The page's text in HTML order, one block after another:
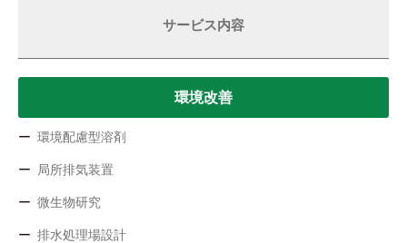
サービス内容
環境改善
環境配慮型溶剤
局所排気装置
微生物研究
排水処理場設計